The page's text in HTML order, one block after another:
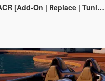
| Replace | Tuning | Template | LODs]